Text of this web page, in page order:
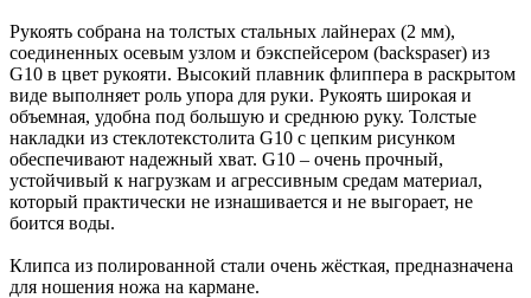
Рукоять собрана на толстых стальных лайнерах (2 мм),
соединенных осевым узлом и бэкспейсером (backspaser) из
G10 в цвет рукояти. Высокий плавник флиппера в раскрытом
виде выполняет роль упора для руки. Рукоять широкая и
объемная, удобна под большую и среднюю руку. Толстые
накладки из стеклотекстолита G10 с цепким рисунком
обеспечивают надежный хват. G10 – очень прочный,
устойчивый к нагрузкам и агрессивным средам материал,
который практически не изнашивается и не выгорает, не
боится воды.
Клипса из полированной стали очень жёсткая, предназначена
для ношения ножа на кармане.